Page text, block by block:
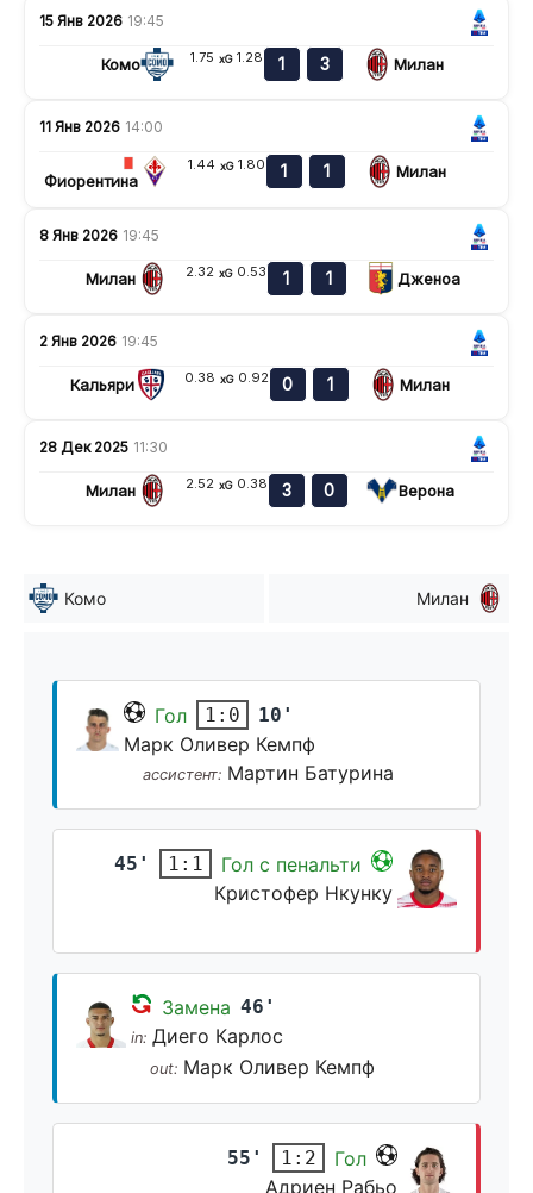
15 Янв 2026 19:45
Комо 1.75 xG 1.28 1 3 Милан
11 Янв 2026 14:00
Фиорентина
1.44 xG 1.80 1 1 Милан
8 Янв 2026 19:45
Милан 2.32 xG 0.53 1 1 Дженоа
2 Янв 2026 19:45
Кальяри 0.38 xG 0.92 0 1 Милан
28 Дек 2025 11:30
Милан 2.52 xG 0.38 3 0 Верона
Комо Милан
Гол 1:0 10'
Марк Оливер Кемпф
ассистент: Мартин Батурина
45' 1:1
Гол с пенальти
Кристофер Нкунку
Замена 46'
in: Диего Карлос
out: Марк Оливер Кемпф
55' 1:2
Гол
Адриен Рабьо